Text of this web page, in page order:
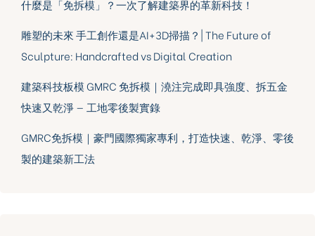
什麼是「免拆模」？一次了解建築界的革新科技！
雕塑的未來 手工創作還是AI+3D掃描？| The Future of
Sculpture: Handcrafted vs Digital Creation
建築科技板模 GMRC 免拆模｜澆注完成即具強度、拆五金
快速又乾淨 — 工地零後製實錄
GMRC免拆模｜豪門國際獨家專利，打造快速、乾淨、零後
製的建築新工法